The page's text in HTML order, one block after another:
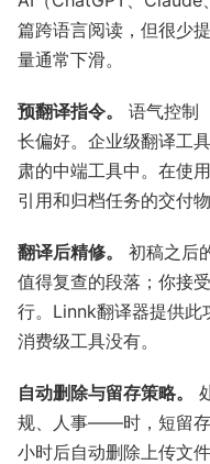
篇跨语言阅读，但很少
量通常下滑。
预翻译指令。
语气控制
长偏好。企业级翻译工
肃的中端工具中。在使
引用和归档任务的交付
翻译后精修。
初稿之后
值得复查的段落；你接
行。Linnk翻译器提供此
消费级工具没有。
自动删除与留存策略。
规、人事——时，短留
小时后自动删除上传文